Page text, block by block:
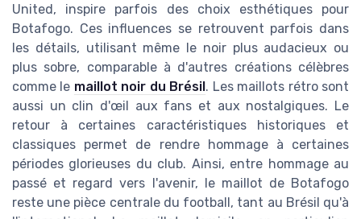
United, inspire parfois des choix esthétiques pour
Botafogo. Ces influences se retrouvent parfois dans
les détails, utilisant même le noir plus audacieux ou
plus sobre, comparable à d'autres créations célèbres
comme le maillot noir du Brésil. Les maillots rétro sont
aussi un clin d'œil aux fans et aux nostalgiques. Le
retour à certaines caractéristiques historiques et
classiques permet de rendre hommage à certaines
périodes glorieuses du club. Ainsi, entre hommage au
passé et regard vers l'avenir, le maillot de Botafogo
reste une pièce centrale du football, tant au Brésil qu'à